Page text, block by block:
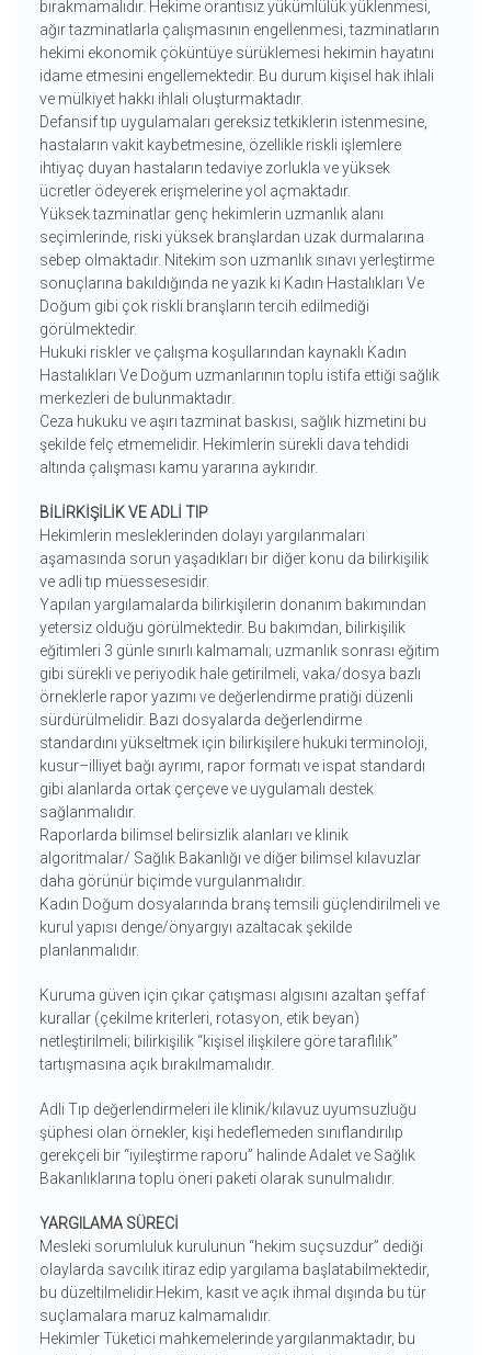
bırakmamalıdır. Hekime orantısız yükümlülük yüklenmesi,
ağır tazminatlarla çalışmasının engellenmesi, tazminatların
hekimi ekonomik çöküntüye sürüklemesi hekimin hayatını
idame etmesini engellemektedir. Bu durum kişisel hak ihlali
ve mülkiyet hakkı ihlali oluşturmaktadır.
Defansif tıp uygulamaları gereksiz tetkiklerin istenmesine,
hastaların vakit kaybetmesine, özellikle riskli işlemlere
ihtiyaç duyan hastaların tedaviye zorlukla ve yüksek
ücretler ödeyerek erişmelerine yol açmaktadır.
Yüksek tazminatlar genç hekimlerin uzmanlık alanı
seçimlerinde, riski yüksek branşlardan uzak durmalarına
sebep olmaktadır. Nitekim son uzmanlık sınavı yerleştirme
sonuçlarına bakıldığında ne yazık ki Kadın Hastalıkları Ve
Doğum gibi çok riskli branşların tercih edilmediği
görülmektedir.
Hukuki riskler ve çalışma koşullarından kaynaklı Kadın
Hastalıkları Ve Doğum uzmanlarının toplu istifa ettiği sağlık
merkezleri de bulunmaktadır.
Ceza hukuku ve aşırı tazminat baskısı, sağlık hizmetini bu
şekilde felç etmemelidir. Hekimlerin sürekli dava tehdidi
altında çalışması kamu yararına aykırıdır.
BİLİRKİŞİLİK VE ADLİ TIP
Hekimlerin mesleklerinden dolayı yargılanmaları
aşamasında sorun yaşadıkları bir diğer konu da bilirkişilik
ve adli tıp müessesesidir.
Yapılan yargılamalarda bilirkişilerin donanım bakımından
yetersiz olduğu görülmektedir. Bu bakımdan, bilirkişilik
eğitimleri 3 günle sınırlı kalmamalı; uzmanlık sonrası eğitim
gibi sürekli ve periyodik hale getirilmeli, vaka/dosya bazlı
örneklerle rapor yazımı ve değerlendirme pratiği düzenli
sürdürülmelidir. Bazı dosyalarda değerlendirme
standardını yükseltmek için bilirkişilere hukuki terminoloji,
kusur–illiyet bağı ayrımı, rapor formatı ve ispat standardı
gibi alanlarda ortak çerçeve ve uygulamalı destek
sağlanmalıdır.
Raporlarda bilimsel belirsizlik alanları ve klinik
algoritmalar/ Sağlık Bakanlığı ve diğer bilimsel kılavuzlar
daha görünür biçimde vurgulanmalıdır.
Kadın Doğum dosyalarında branş temsili güçlendirilmeli ve
kurul yapısı denge/önyargıyı azaltacak şekilde
planlanmalıdır.
Kuruma güven için çıkar çatışması algısını azaltan şeffaf
kurallar (çekilme kriterleri, rotasyon, etik beyan)
netleştirilmeli; bilirkişilik “kişisel ilişkilere göre taraflılık”
tartışmasına açık bırakılmamalıdır.
Adli Tıp değerlendirmeleri ile klinik/kılavuz uyumsuzluğu
şüphesi olan örnekler, kişi hedeflemeden sınıflandırılıp
gerekçeli bir “iyileştirme raporu” halinde Adalet ve Sağlık
Bakanlıklarına toplu öneri paketi olarak sunulmalıdır.
YARGILAMA SÜRECİ
Mesleki sorumluluk kurulunun “hekim suçsuzdur” dediği
olaylarda savcılık itiraz edip yargılama başlatabilmektedir,
bu düzeltilmelidir.Hekim, kasıt ve açık ihmal dışında bu tür
suçlamalara maruz kalmamalıdır.
Hekimler Tüketici mahkemelerinde yargılanmaktadır, bu